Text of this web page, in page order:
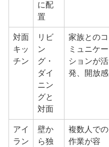
に配
置
対面
キッ
チン
リビ
ン
グ・
ダイ
ニン
グと
対面
家族とのコ
ミュニケー
ションが活
発、開放感
アイ
ラン
壁か
ら独
複数人での
作業が容